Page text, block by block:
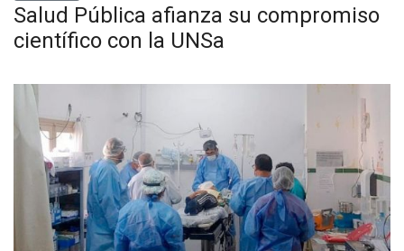
Salud Pública afianza su compromiso
científico con la UNSa